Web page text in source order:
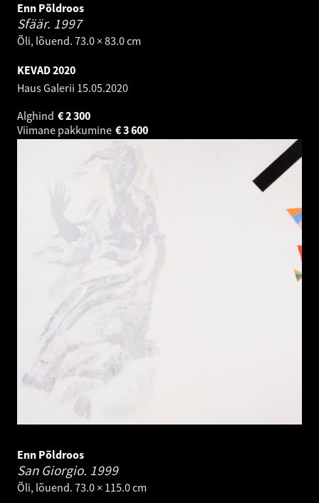
Enn Põldroos
Sfäär. 1997
Õli, lõuend. 73.0 × 83.0 cm
KEVAD 2020
Haus Galerii 15.05.2020
Alghind
2 300
€
Viimane pakkumine
3 600
€
Enn Põldroos
San Giorgio. 1999
Õli, lõuend. 73.0 × 115.0 cm